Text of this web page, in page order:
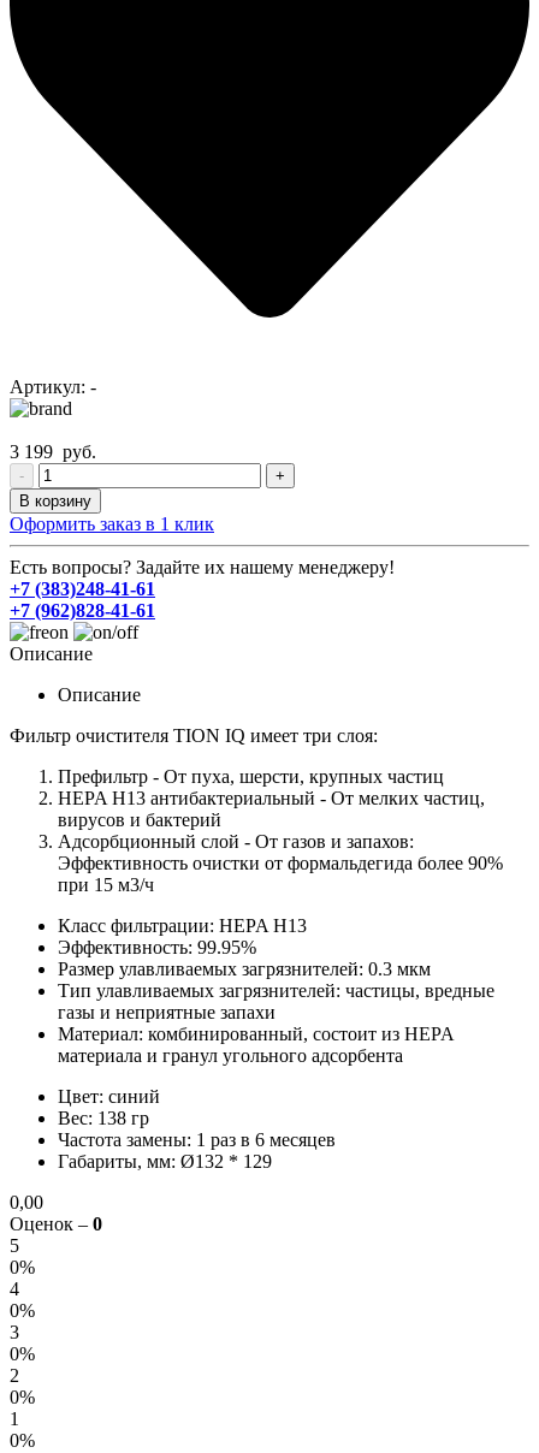
Артикул: -
3 199 руб.
-
+
В корзину
Оформить заказ в 1 клик
Есть вопросы? Задайте их нашему менеджеру!
+7 (383)248-41-61
+7 (962)828-41-61
Описание
Описание
Фильтр очистителя TION IQ имеет три слоя:
Префильтр - От пуха, шерсти, крупных частиц
HEPA H13 антибактериальный - От мелких частиц,
вирусов и бактерий
Адсорбционный слой - От газов и запахов:
Эффективность очистки от формальдегида более 90%
при 15 м3/ч
Класс фильтрации: HEPA H13
Эффективность: 99.95%
Размер улавливаемых загрязнителей: 0.3 мкм
Тип улавливаемых загрязнителей: частицы, вредные
газы и неприятные запахи
Материал: комбинированный, состоит из HEPA
материала и гранул угольного адсорбента
Цвет: синий
Вес: 138 гр
Частота замены: 1 раз в 6 месяцев
Габариты, мм: Ø132 * 129
0,00
Оценок – 0
5
0%
4
0%
3
0%
2
0%
1
0%